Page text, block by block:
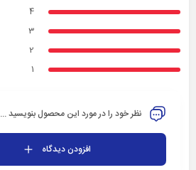
4
3
2
1
نظر خود را در مورد این محصول بنویسید ...
افزودن دیدگاه